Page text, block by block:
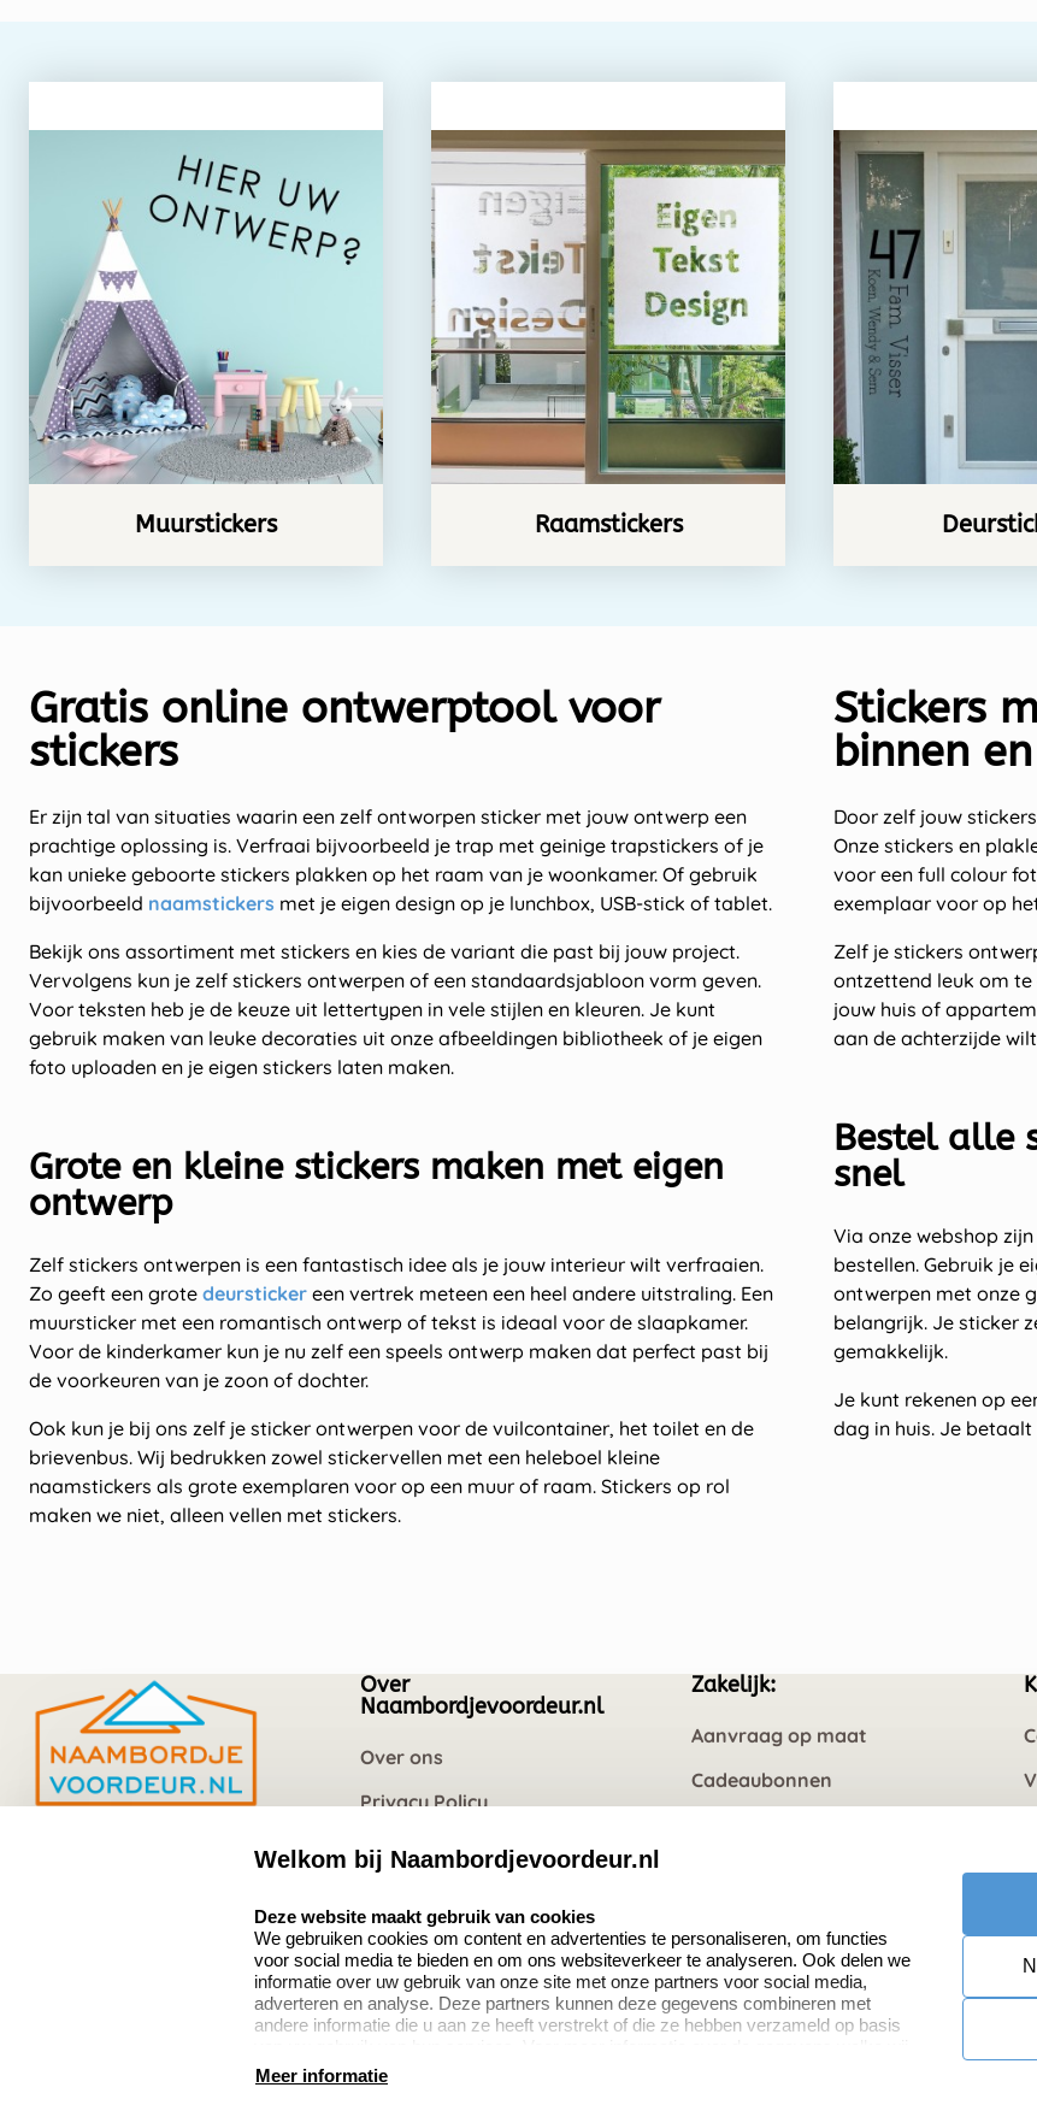
Muurstickers Raamstickers
Gratis online ontwerptool voor
stickers
Er zijn tal van situaties waarin een zelf ontworpen sticker met jouw ontwerp een
prachtige oplossing is. Verfraai bijvoorbeeld je trap met geinige trapstickers of je
kan unieke geboorte stickers plakken op het raam van je woonkamer. Of gebruik
bijvoorbeeld naamstickers met je eigen design op je lunchbox, USB-stick of tablet.
Bekijk ons assortiment met stickers en kies de variant die past bij jouw project.
Vervolgens kun je zelf stickers ontwerpen of een standaardsjabloon vorm geven.
Voor teksten heb je de keuze uit lettertypen in vele stijlen en kleuren. Je kunt
gebruik maken van leuke decoraties uit onze afbeeldingen bibliotheek of je eigen
foto uploaden en je eigen stickers laten maken.
Grote en kleine stickers maken met eigen
ontwerp
Zelf stickers ontwerpen is een fantastisch idee als je jouw interieur wilt verfraaien.
Zo geeft een grote deursticker een vertrek meteen een heel andere uitstraling. Een
muursticker met een romantisch ontwerp of tekst is ideaal voor de slaapkamer.
Voor de kinderkamer kun je nu zelf een speels ontwerp maken dat perfect past bij
de voorkeuren van je zoon of dochter.
Ook kun je bij ons zelf je sticker ontwerpen voor de vuilcontainer, het toilet en de
brievenbus. Wij bedrukken zowel stickervellen met een heleboel kleine
naamstickers als grote exemplaren voor op een muur of raam. Stickers op rol
maken we niet, alleen vellen met stickers.
Stickers
binnen
Door zelf jouw
Onze stickers en
voor een full colour
exemplaar voor op
Zelf je stickers
ontzettend leuk om te
jouw huis of
aan de achterzijde
Bestel alle
snel
Via onze webshop
bestellen. Gebruik je
ontwerpen met onze
belangrijk. Je sticker
gemakkelijk.
Je kunt rekenen op
dag in huis. Je
Naambordjevoordeur.nl
Over
Naambordjevoordeur.nl
Over ons
Privacy Policy
Vacatures
Zakelijk:
Aanvraag op maat
Cadeaubonnen
Welkom bij Naambordjevoordeur.nl
Deze website maakt gebruik van cookies
We gebruiken cookies om content en advertenties te personaliseren, om functies
voor social media te bieden en om ons websiteverkeer te analyseren. Ook delen we
informatie over uw gebruik van onze site met onze partners voor social media,
adverteren en analyse. Deze partners kunnen deze gegevens combineren met
andere informatie die u aan ze heeft verstrekt of die ze hebben verzameld op basis
verzamelen verwijzen wij u graag door naar ons privacy statement.
Meer informatie